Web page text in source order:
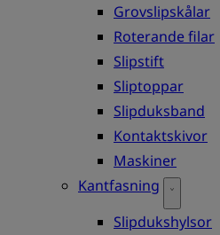
Grovslipskålar
Roterande filar
Slipstift
Sliptoppar
Slipduksband
Kontaktskivor
Maskiner
Kantfasning
Slipdukshylsor